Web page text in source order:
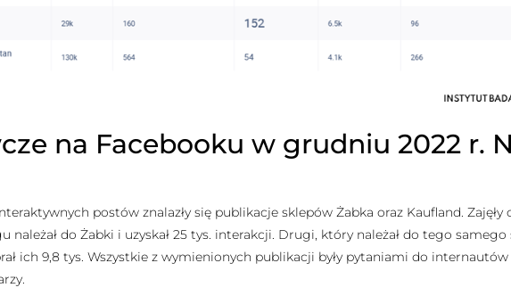
na Facebooku w grudniu 2022 r.
postów znalazły się publikacje sklepów Żabka oraz Kaufland.
należał do Żabki i uzyskał 25 tys. interakcji. Drugi, który należał do tego samego
ich 9,8 tys. Wszystkie z wymienionych publikacji były pytaniami do